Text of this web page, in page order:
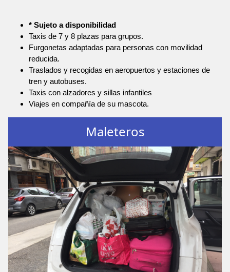
* Sujeto a disponibilidad
Taxis de 7 y 8 plazas para grupos.
Furgonetas adaptadas para personas con movilidad
reducida.
Traslados y recogidas en aeropuertos y estaciones de
tren y autobuses.
Taxis con alzadores y sillas infantiles
Viajes en compañía de su mascota.
Maleteros